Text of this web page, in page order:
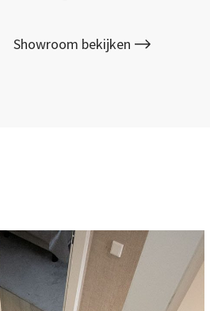
Showroom bekijken